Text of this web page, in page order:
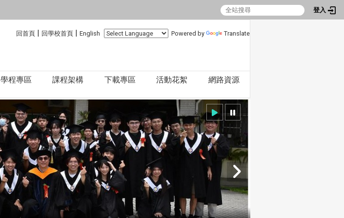
登入
回首頁 | 回學校首頁 | English Powered by Translate
學程專區 課程架構 下載專區 活動花絮 網路資源